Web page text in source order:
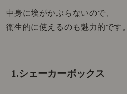
中身に埃がかぶらないので、
衛生的に使えるのも魅力的です。
1.シェーカーボックス